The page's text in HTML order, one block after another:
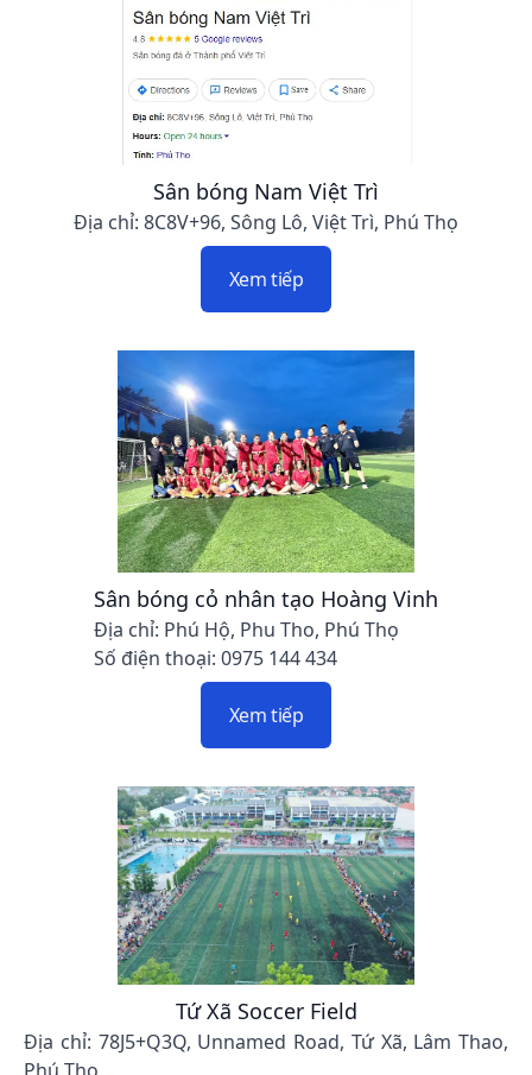
Sân bóng Nam Việt Trì
Địa chỉ: 8C8V+96, Sông Lô, Việt Trì, Phú Thọ
Xem tiếp
Sân bóng cỏ nhân tạo Hoàng Vinh
Địa chỉ: Phú Hộ, Phu Tho, Phú Thọ
Số điện thoại: 0975 144 434
Xem tiếp
Tứ Xã Soccer Field
Địa chỉ: 78J5+Q3Q, Unnamed Road, Tứ Xã, Lâm Thao,